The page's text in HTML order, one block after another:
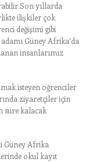
yıllarda
ilişkiler çok
değişimi gibi
Güney Afrika’da
insanlarımız
isteyen öğrenciler
ziyaretçiler için
süre kalacak
Güney Afrika
okul kayıt